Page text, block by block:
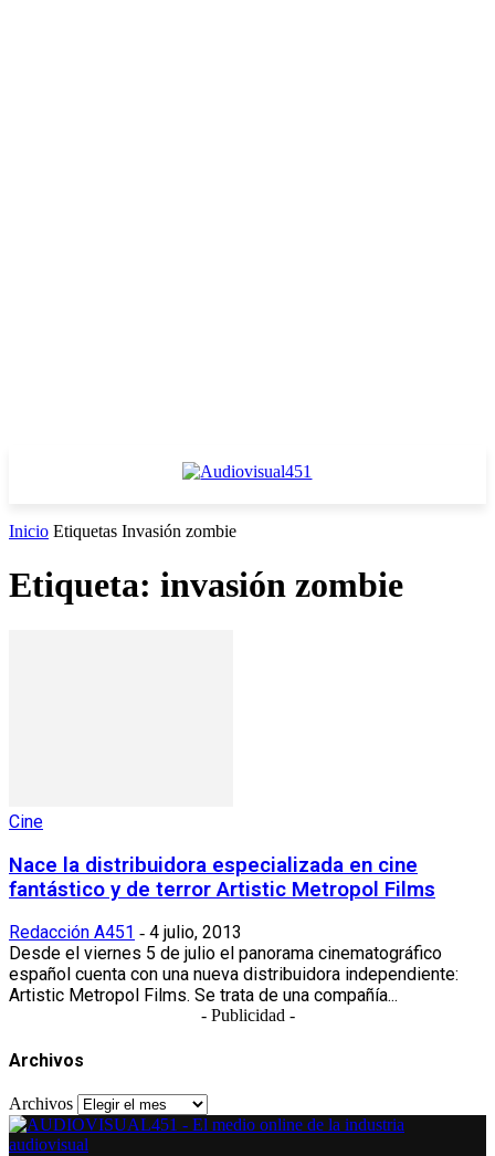
Inicio Etiquetas Invasión zombie
Etiqueta: invasión zombie
Cine
Nace la distribuidora especializada en cine
fantástico y de terror Artistic Metropol Films
Redacción A451 - 4 julio, 2013
Desde el viernes 5 de julio el panorama cinematográfico
español cuenta con una nueva distribuidora independiente:
Artistic Metropol Films. Se trata de una compañía...
- Publicidad -
Archivos
Archivos